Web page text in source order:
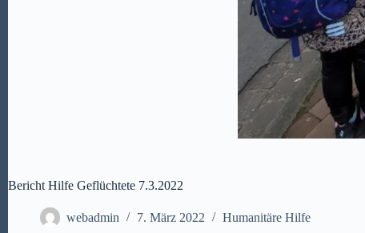
Bericht Hilfe Geflüchtete 7.3.2022
webadmin 7. März 2022 Humanitäre Hilfe